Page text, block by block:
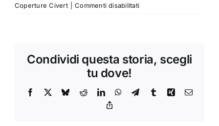
Coperture Civert
Commenti disabilitatisu
di
copre
Condividi questa storia, scegli
tu dove!
Facebook BlueskyRedditLinkedInWhatsApp
TelegramTumblrXing Email